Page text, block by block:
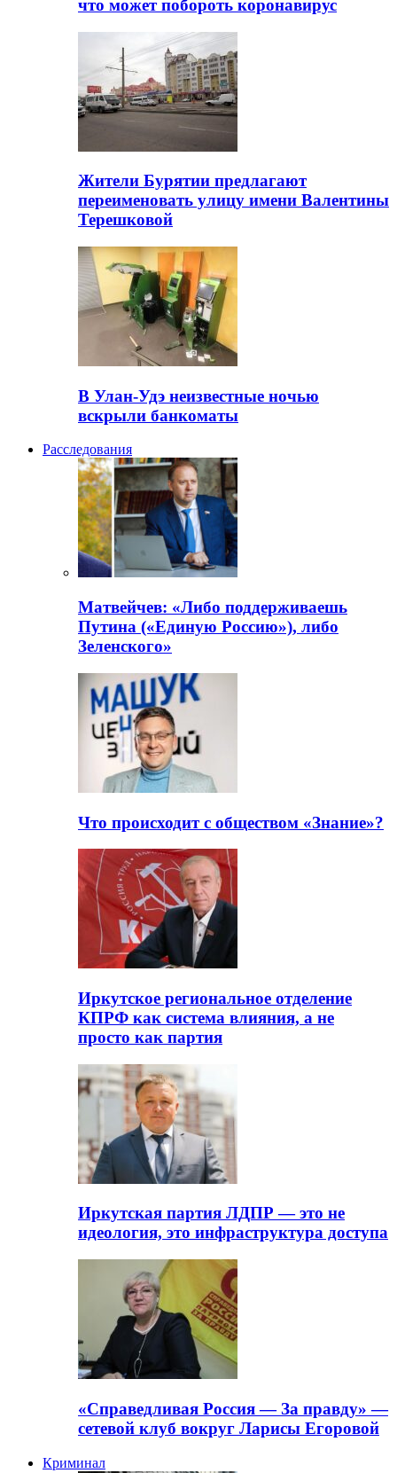
что может побороть коронавирус
Жители Бурятии предлагают
переименовать улицу имени Валентины
Терешковой
В Улан-Удэ неизвестные ночью
вскрыли банкоматы
Расследования
Матвейчев: «Либо поддерживаешь
Путина («Единую Россию»), либо
Зеленского»
Что происходит с обществом «Знание»?
Иркутское региональное отделение
КПРФ как система влияния, а не
просто как партия
Иркутская партия ЛДПР — это не
идеология, это инфраструктура доступа
«Справедливая Россия — За правду» —
сетевой клуб вокруг Ларисы Егоровой
Криминал